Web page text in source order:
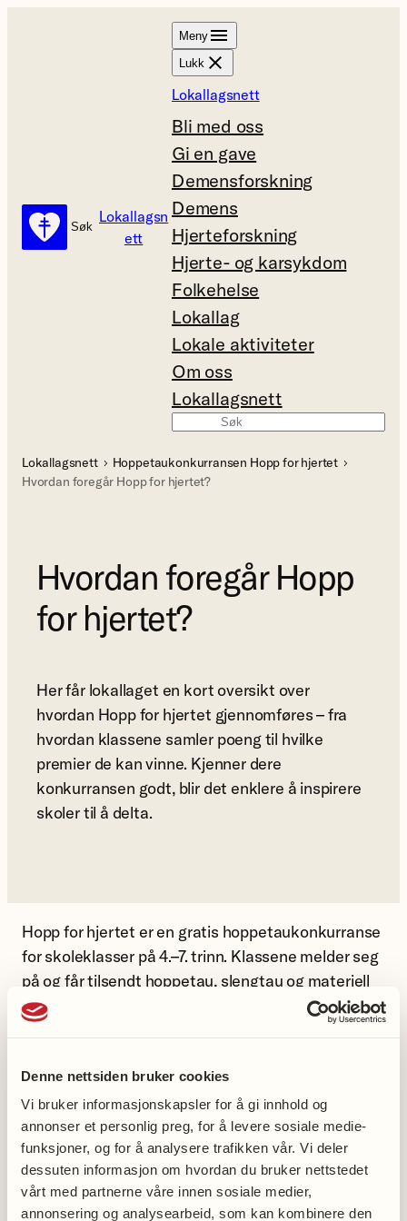
Denne nettsiden bruker cookies
Vi bruker informasjonskapsler for å gi innhold og
annonser et personlig preg, for å levere sosiale medie-
funksjoner, og for å analysere trafikken vår. Vi deler
dessuten informasjon om hvordan du bruker nettstedet
vårt med partnerne våre innen sosiale medier,
annonsering og analysearbeid, som kan kombinere den
Søk
Søk
Lokallagsn
ett
Meny
Lukk
Lokallagsnett
Bli med oss
Gi en gave
Demensforskning
Demens
Hjerteforskning
Hjerte- og karsykdom
Folkehelse
Lokallag
Lokale aktiviteter
Om oss
Lokallagsnett
Lokallagsnett
Hoppetaukonkurransen Hopp for hjertet
Hvordan foregår Hopp for hjertet?
Hvordan foregår Hopp
for hjertet?
Her får lokallaget en kort oversikt over
hvordan Hopp for hjertet gjennomføres – fra
hvordan klassene samler poeng til hvilke
premier de kan vinne. Kjenner dere
konkurransen godt, blir det enklere å inspirere
skoler til å delta.
Hopp for hjertet er en gratis hoppetaukonkurranse
for skoleklasser på 4.–7. trinn. Klassene melder seg
på og får tilsendt hoppetau, slengtau og materiell
som brukes gjennom konkurransen.
dag og registrerer hvor mange minutter de er i
aktivitet. Hvert aktive minutt gir ett poeng, og
klassen kan samle opptil 60 poeng per dag –
tilsvarende anbefalingen om én time fysisk
aktivitet daglig.
Når konkurransen er avsluttet, registrerer læreren